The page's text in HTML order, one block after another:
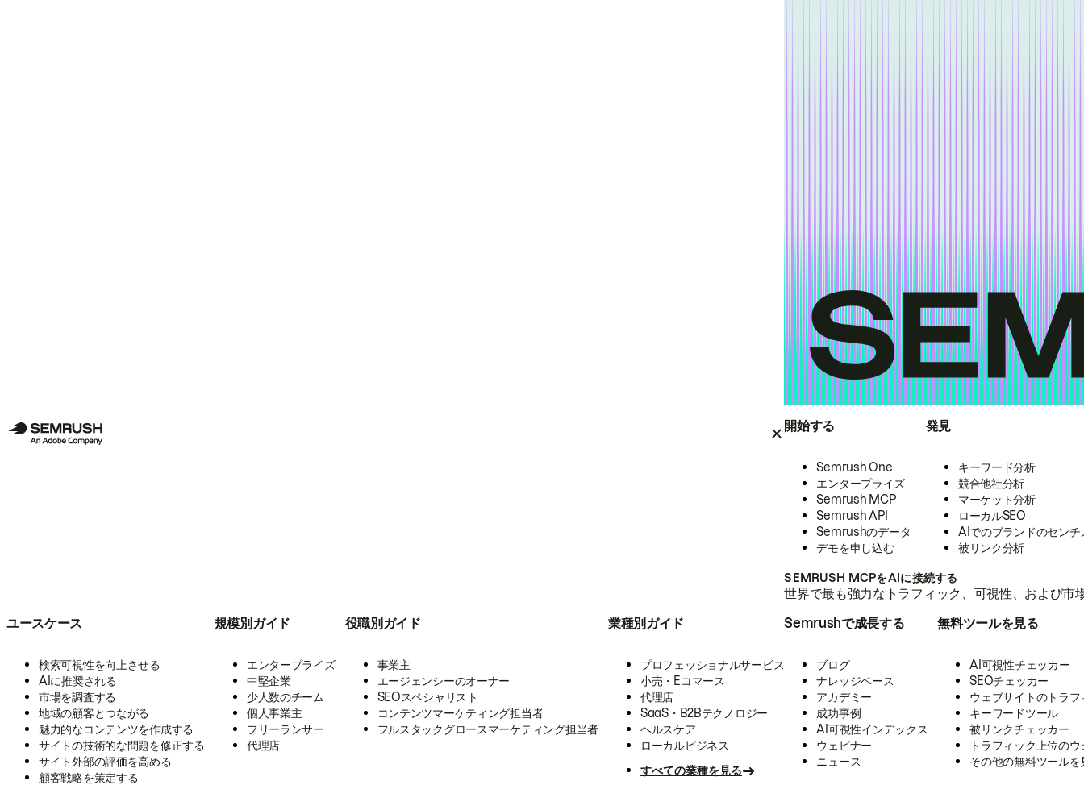
開始する
Semrush One
エンタープライズ
Semrush MCP
Semrush API
Semrushのデータ
デモを申し込む
発見
キーワード分析
競合他社分析
マーケット分析
ローカルSEO
AIでのブランドのセンチ
被リンク分析
SEMRUSH MCPをAIに接続する
世界で最も強力なトラフィック、可視性、および
ユースケース
検索可視性を向上させる
AIに推奨される
市場を調査する
地域の顧客とつながる
魅力的なコンテンツを作成する
サイトの技術的な問題を修正する
サイト外部の評価を高める
顧客戦略を策定する
規模別ガイド
エンタープライズ
中堅企業
少人数のチーム
個人事業主
フリーランサー
代理店
役職別ガイド
事業主
エージェンシーのオーナー
SEOスペシャリスト
コンテンツマーケティング担当者
フルスタックグロースマーケティング担当者
業種別ガイド
プロフェッショナルサービス
小売・Eコマース
代理店
SaaS・B2Bテクノロジー
ヘルスケア
ローカルビジネス
すべての業種を見る
Semrushで成長する
ブログ
ナレッジベース
アカデミー
成功事例
AI可視性インデックス
ウェビナー
ニュース
無料ツールを見る
AI可視性チェッカー
SEOチェッカー
ウェブサイトのトラ
キーワードツール
被リンクチェッカー
トラフィック上位の
その他の無料ツールを